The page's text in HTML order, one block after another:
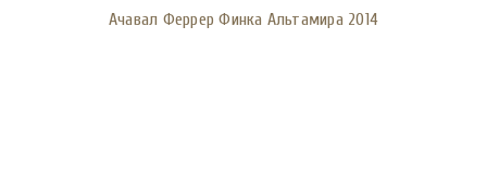
Ачавал Феррер Финка Альтамира 2014